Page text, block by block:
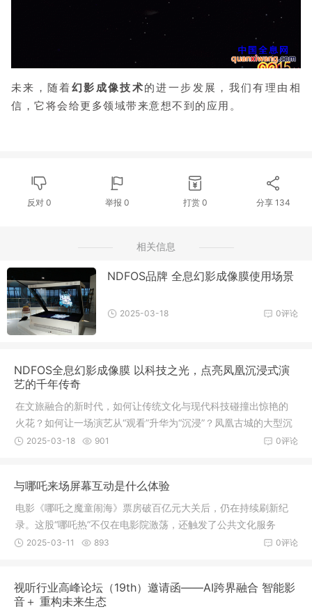
未来，随着幻影成像技术的进一步发展，我们有理由相
信，它将会给更多领域带来意想不到的应用。
反对 0 举报 0 打赏 0 分享 134
相关信息
NDFOS品牌 全息幻影成像膜使用场景
0评论
2025-03-18
NDFOS全息幻影成像膜 以科技之光，点亮凤凰沉浸式演
艺的千年传奇
在文旅融合的新时代，如何让传统文化与现代科技碰撞出惊艳的
火花？如何让一场演艺从“观看”升华为“沉浸”？凤凰古城的大型沉
浸式实景演出，凤凰沉浸式演艺场地给出了答案——借助NDFOS
凰遇见未来科技
0评论
2025-03-18 901
与哪吒来场屏幕互动是什么体验
电影《哪吒之魔童闹海》票房破百亿元大关后，仍在持续刷新纪
录。这股“哪吒热”不仅在电影院激荡，还触发了公共文化服务
的“新玩法”。近期，浙江省文化馆主办的“文艺赋美”盲盒音乐会第
门打卡点
0评论
2025-03-11 893
视听行业高峰论坛（19th）邀请函——AI跨界融合 智能影
音＋ 重构未来生态